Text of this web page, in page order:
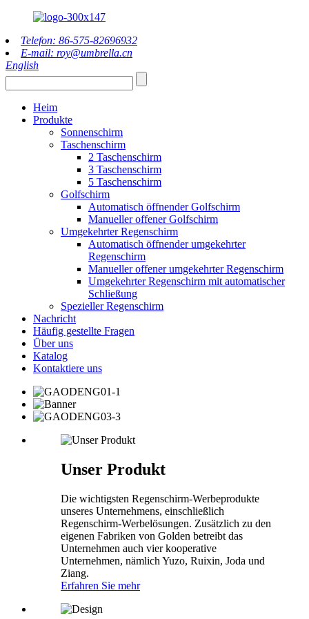
Telefon: 86-575-82696932
E-mail: roy@umbrella.cn
English
Heim
Produkte
Sonnenschirm
Taschenschirm
2 Taschenschirm
3 Taschenschirm
5 Taschenschirm
Golfschirm
Automatisch öffnender Golfschirm
Manueller offener Golfschirm
Umgekehrter Regenschirm
Automatisch öffnender umgekehrter
Regenschirm
Manueller offener umgekehrter Regenschirm
Umgekehrter Regenschirm mit automatischer
Schließung
Spezieller Regenschirm
Nachricht
Häufig gestellte Fragen
Über uns
Katalog
Kontaktiere uns
Unser Produkt
Die wichtigsten Regenschirm-Werbeprodukte
unseres Unternehmens, einschließlich
Regenschirm-Werbelösungen. Zusätzlich zu den
eigenen Fabriken von Golden betreibt das
Unternehmen auch vier kooperative
Unternehmen, nämlich Yuzo, Ruixin, Joda und
Ziang.
Erfahren Sie mehr